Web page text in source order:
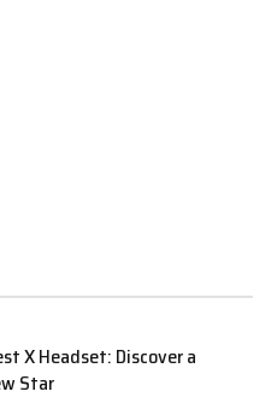
X Headset: Discover a
Star